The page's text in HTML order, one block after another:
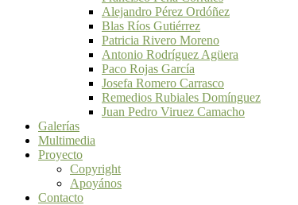
Alejandro Pérez Ordóñez
Blas Ríos Gutiérrez
Patricia Rivero Moreno
Antonio Rodríguez Agüera
Paco Rojas García
Josefa Romero Carrasco
Remedios Rubiales Domínguez
Juan Pedro Viruez Camacho
Galerías
Multimedia
Proyecto
Copyright
Apoyános
Contacto